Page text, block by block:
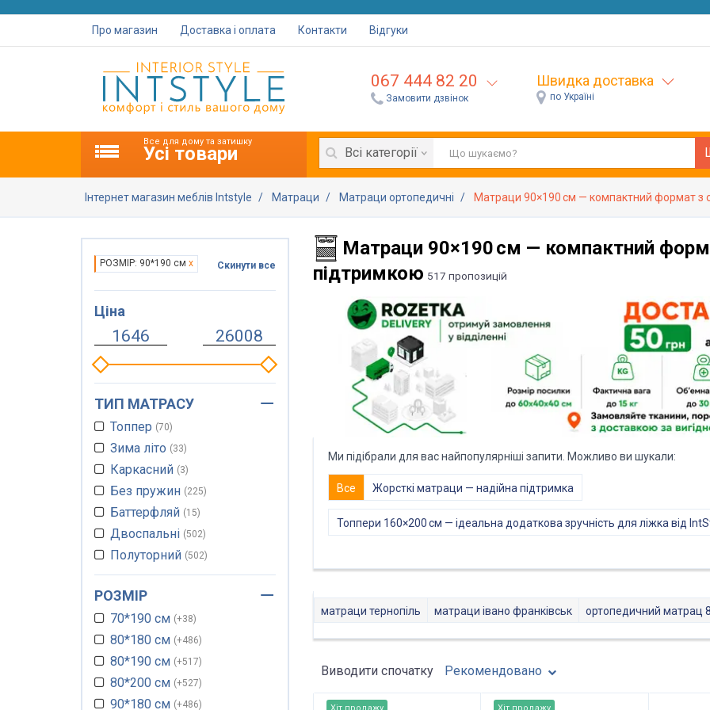
Про магазин Доставка і оплата Контакти Відгуки
067 444 82 20
Замовити дзвінок
Швидка доставка
по Україні
Все для дому та затишку
Усі товари Всі категорії
Інтернет магазин меблів Intstyle Матраци Матраци ортопедичні Матраци 90×190 см — компактний формат з
Матраци 90×190 см — компактний
підтримкою 517 пропозицій
Ми підібрали для вас найпопулярніші запити. Можливо ви шукали:
Все Жорсткі матраци — надійна підтримка
Топпери 160×200 см — ідеальна додаткова зручність для ліжка від
матраци тернопіль матраци івано франківськ ортопедичний матрац
Виводити спочатку Рекомендовано
Хіт продажу Хіт продажу
Скинути все
РОЗМІР: 90*190 см x
Ціна
ТИП МАТРАСУ
Топпер 70
Зима літо 33
Каркасний 3
Без пружин 225
Баттерфляй 15
Двоспальні 502
Полуторний 502
Мтраци роли 21
Туристичний
Односпальний
Тонкий матрас
Дитячі матраци
Матраци футони
Пружинний блок
РОЗМІР
70*190 см +38
80*180 см +486
80*190 см +517
80*200 см +527
90*180 см +486